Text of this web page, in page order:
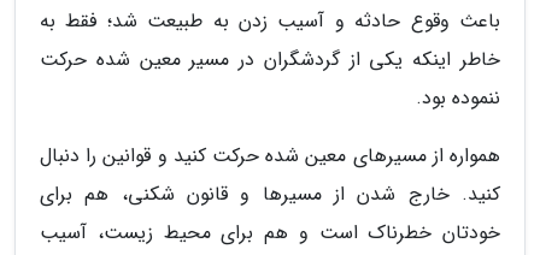
باعث وقوع حادثه و آسیب زدن به طبیعت شد؛ فقط به
خاطر اینکه یکی از گردشگران در مسیر معین شده حرکت
ننموده بود.
همواره از مسیرهای معین شده حرکت کنید و قوانین را دنبال
کنید. خارج شدن از مسیرها و قانون شکنی، هم برای
خودتان خطرناک است و هم برای محیط زیست، آسیب